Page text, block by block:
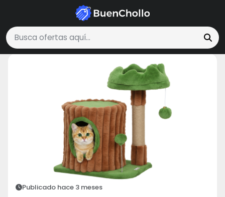
Buscar ofertas
MascotasÁrbol Rascador PawHut para Gatos 53cm, Tronco,
Publicado hace 3 meses